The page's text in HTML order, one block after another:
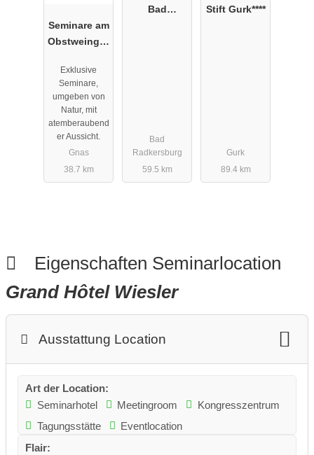
Seminare am
Obstweingut
Exklusive
Seminare,
umgeben von
Natur, mit
atemberaubend
er Aussicht.
Gnas
38.7 km
Bad
Bad
Radkersburg
59.5 km
Stift Gurk****
Gurk
89.4 km
Eigenschaften Seminarlocation
Grand Hôtel Wiesler
Ausstattung Location
Art der Location:
Seminarhotel
Meetingroom
Kongresszentrum
Tagungsstätte
Eventlocation
Flair: